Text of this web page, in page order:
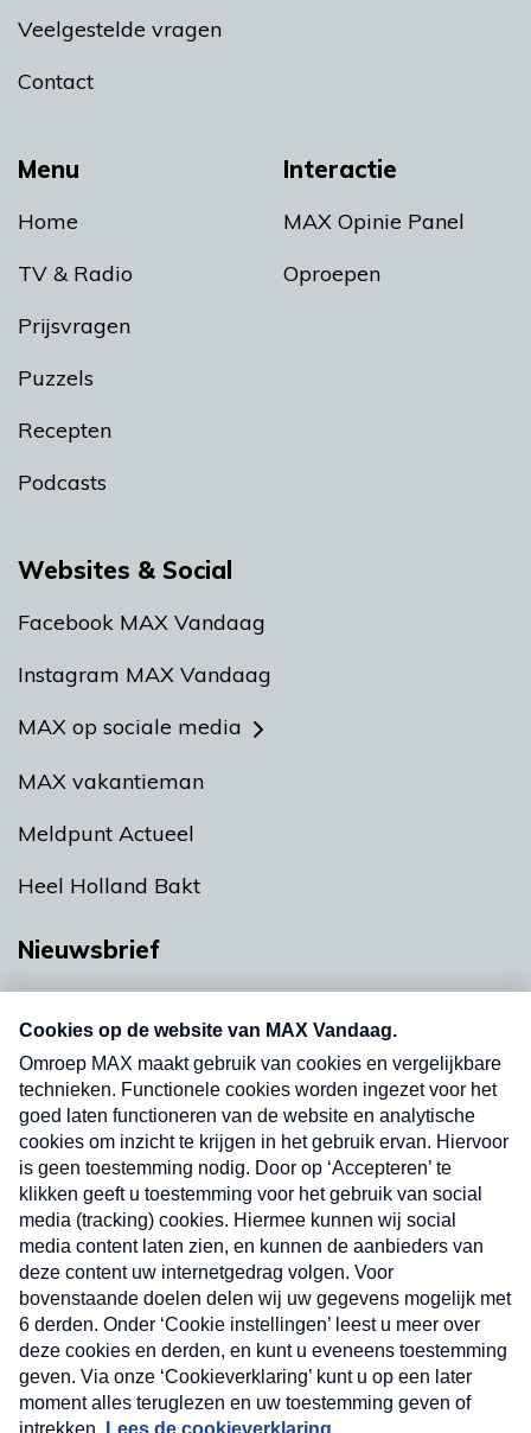
Menu
Home
TV & Radio
Prijsvragen
Puzzels
Recepten
Podcasts
Interactie
MAX Opinie Panel
Oproepen
Veelgestelde vragen
Contact
Websites & Social
Facebook MAX Vandaag
Instagram MAX Vandaag
MAX op sociale media
MAX vakantieman
Meldpunt Actueel
Heel Holland Bakt
Nieuwsbrief
Neem hier een gratis abonnement op onze
nieuwsbrief. Elke vrijdag- en dinsdagochtend in
uw mailbox.
Verzend
Nieuwsbrief
Neem hier een gratis abonnement op onze
nieuwsbrief. Elke vrijdag- en dinsdagochtend in uw